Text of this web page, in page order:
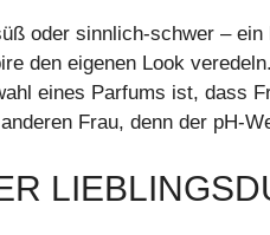
oder sinnlich-schwer –
den eigenen Look
eines Parfums ist, dass
Frau, denn der pH-